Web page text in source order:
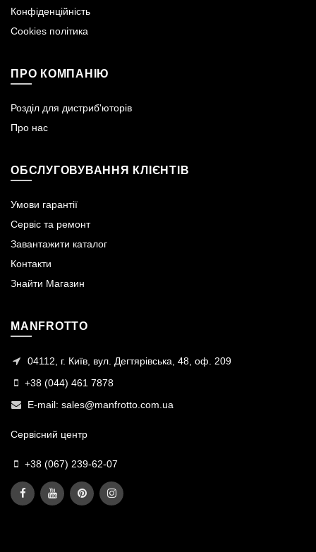
Конфіденційність
Cookies політика
ПРО КОМПАНІЮ
Розділ для дистриб'юторів
Про нас
ОБСЛУГОВУВАННЯ КЛІЄНТІВ
Умови гарантії
Сервіс та ремонт
Завантажити каталог
Контакти
Знайти Магазин
MANFROTTO
04112, г. Київ, вул. Дегтярівська, 48, оф. 209
+38 (044) 461 7878
E-mail: sales@manfrotto.com.ua
Сервісний центр
+38 (067) 239-62-07